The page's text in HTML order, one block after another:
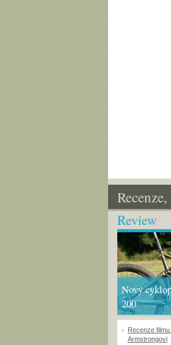
Review
Nový
200
Recenze
Armstrongovi